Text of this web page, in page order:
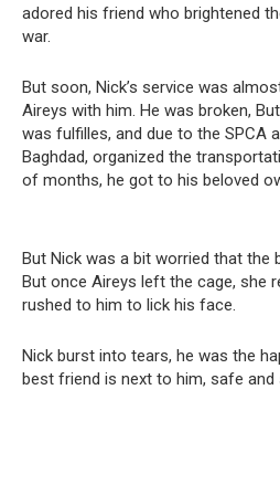
adored his friend who brightened
war.
But soon, Nick’s service was
Aireys with him. He was broken,
was fulfilles, and due to the SPCA
Baghdad, organized the
of months, he got to his beloved
But Nick was a bit worried that the
But once Aireys left the cage, she
rushed to him to lick his face.
Nick burst into tears, he was the
best friend is next to him, safe and